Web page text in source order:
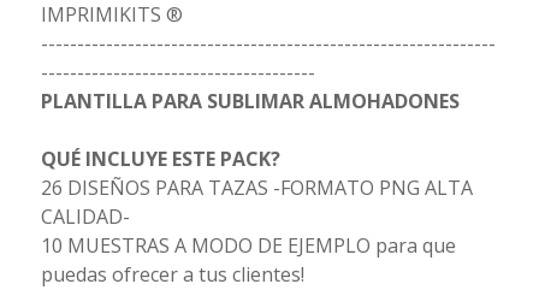
IMPRIMIKITS ®
---------------------------------------------------------------
--------------------------------------
PLANTILLA PARA SUBLIMAR ALMOHADONES
QUÉ INCLUYE ESTE PACK?
26 DISEÑOS PARA TAZAS -FORMATO PNG ALTA
CALIDAD-
10 MUESTRAS A MODO DE EJEMPLO para que
puedas ofrecer a tus clientes!